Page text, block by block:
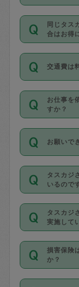
お、3時
いません
タスカジ
があり、
値、など
がってい
お支払方
Master／
Diners
を行う際
ル登録時
丈夫です
デビット
リカ、
銀行振込
なお、タ
金のご請
動計算
同じタス
合はお得
依頼には
隔週）」
ポット」
す。
定期の最
りに、一
（例：毎
ンセルが
は２回以
交通費は
交通費は
料金のご
ます。交
お仕事を
すか？
時間帯は
たり３時
・ＡＭ
・ＰＭ
・夜 １
開始時間
能です。
んにメッ
い。ただ
お願いで
掃除、整
作り置き
きる仕事
する前
確認して
基本的に
外での作
タスカジ
いるので
主婦とし
方、栄養
育園や学
係の専門
すでにハ
てお仕事
タスカジ
実施して
応募の際
を行って
写真提出
損害保険
か？
依頼者と